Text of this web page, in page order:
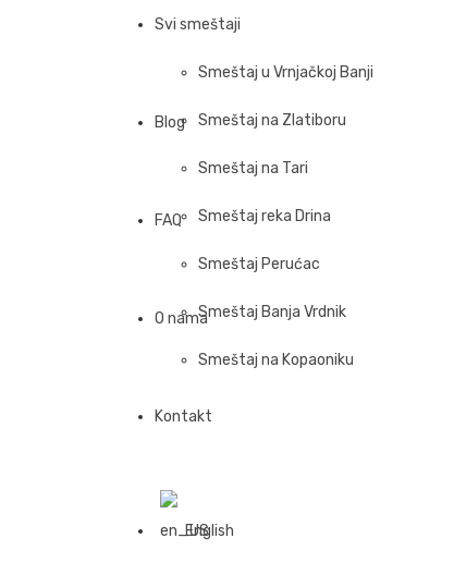
Svi smeštaji
Smeštaj u Vrnjačkoj Banji
Smeštaj na Zlatiboru
Smeštaj na Tari
Smeštaj reka Drina
Smeštaj Perućac
Smeštaj Banja Vrdnik
Smeštaj na Kopaoniku
Blog
FAQ
O nama
Kontakt
English